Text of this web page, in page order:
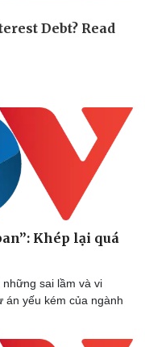
yêu - Gia đình
Khép lại quá
sai lầm và vi
án yếu kém của ngành